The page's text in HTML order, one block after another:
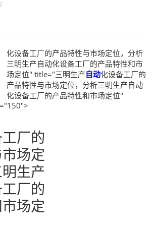
化设备工厂的产品特性与市场定位，分析
三明生产自动化设备工厂的产品特性和市
场定位" title="三明生产自动化设备工厂的
产品特性与市场定位，分析三明生产自动
化设备工厂的产品特性和市场定位"
厂的
场定
生产
厂的
场定